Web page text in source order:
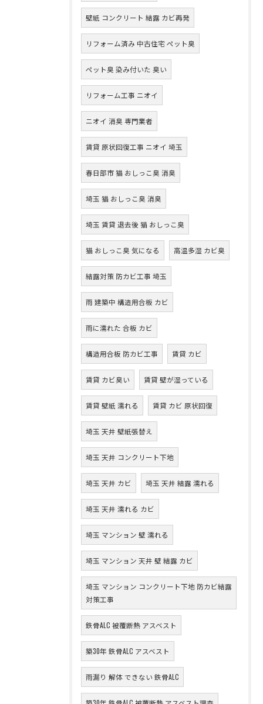
壁紙 コンクリート 結露 カビ再発
リフォーム済み 中古住宅 ペット臭
ペット臭 染み付いた 臭い
リフォーム工事 ニオイ
ニオイ 消臭 専門業者
賃貸 原状回復工事 ニオイ 埼玉
春日部市 猫 おしっこ臭 消臭
埼玉 猫 おしっこ臭 消臭
埼玉 賃貸 退去後 猫 おしっこ臭
猫 おしっこ臭 気になる 高温多湿 カビ臭
結露対策 防カビ工事 埼玉
雨 建築中 構造用合板 カビ
雨に濡れた 合板 カビ
構造用合板 防カビ工事 賃貸 カビ
賃貸 カビ臭い 賃貸 壁が湿っている
賃貸 壁紙 濡れる 賃貸 カビ 原状回復
埼玉 天井 壁紙張替え
埼玉 天井 コンクリート下地
埼玉 天井 カビ 埼玉 天井 結露 濡れる
埼玉 天井 濡れる カビ
埼玉 マンション 壁 濡れる
埼玉 マンション 天井 壁 結露 カビ
埼玉 マンション コンクリート下地 防カビ結露
対策工事
鉄骨ALC 被覆断熱 アスベスト
築30年 鉄骨ALC アスベスト
雨漏り 解体 できない 鉄骨ALC